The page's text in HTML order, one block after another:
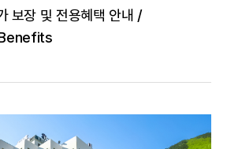
보장 및 전용혜택 안내 /